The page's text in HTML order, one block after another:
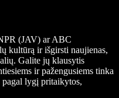
(JAV) ar ABC
kultūrą ir išgirsti naujienas,
Galite jų klausytis
ir pažengusiems tinka
pagal lygį pritaikytos,